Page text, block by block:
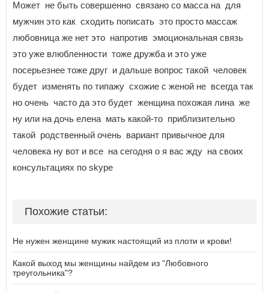
Может не быть совершенно связано со масса на для
мужчин это как сходить пописать это просто массаж
любовница же нет это напротив эмоциональная связь
это уже влюбленности тоже дружба и это уже
посерьезнее тоже друг и дальше вопрос такой человек
будет изменять по типажу схожие с женой не всегда так
но очень часто да это будет женщина похожая лина же
ну или на дочь елена мать какой-то приблизительно
такой родственный очень вариант привычное для
человека ну вот и все на сегодня о я вас жду на своих
консультациях по skype
Похожие статьи:
Не нужен женщине мужик настоящий из плоти и крови!
Какой выход мы женщины найдем из "Любовного
треугольника"?